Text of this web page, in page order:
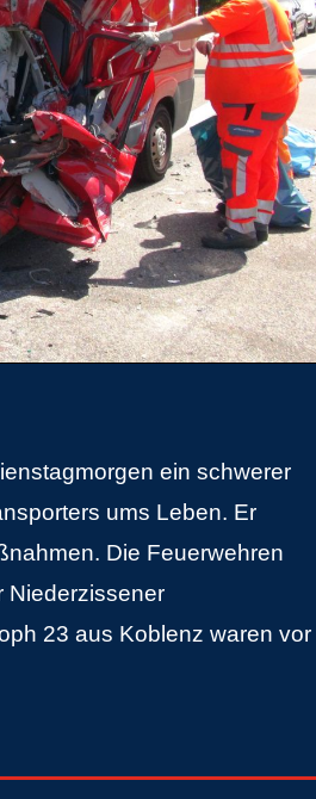
ein schwerer
ums Leben. Er
Die Feuerwehren
Niederzissener
23 aus Koblenz waren vor